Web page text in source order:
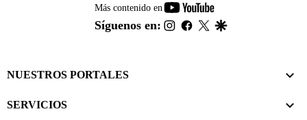
Más contenido en
youtube-
footer
Síguenos en: instagram
facebook
twitter
NUESTROS PORTALES
SERVICIOS